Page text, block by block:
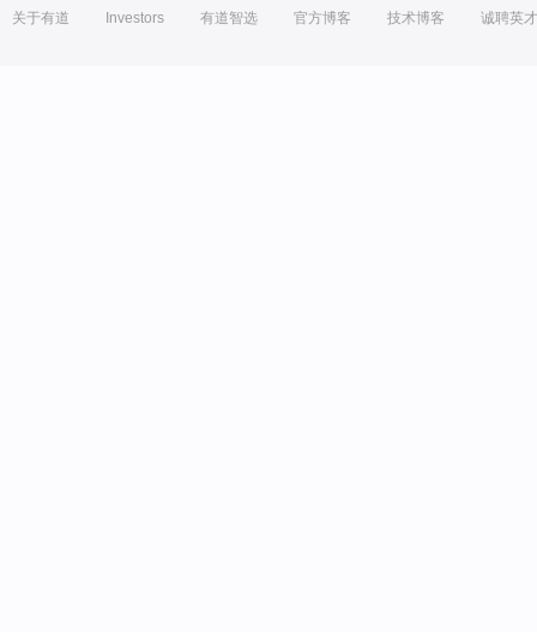
关于有道 Investors 有道智选 官方博客 技术博客 诚聘英才